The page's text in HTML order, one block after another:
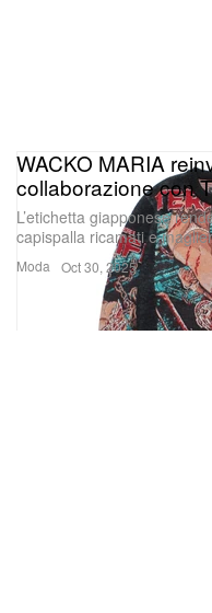
Moda
WACKO MARIA
collaborazione con
L’etichetta giapponese
capispalla ricamati e
Oct 30, 2025